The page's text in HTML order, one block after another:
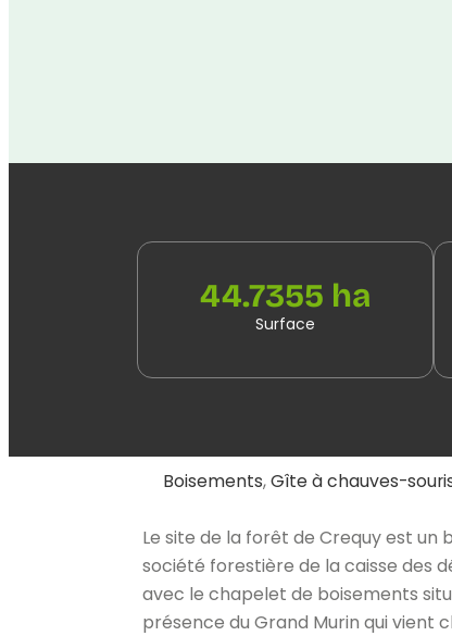
44.7355 ha
Surface
Boisements,Gîte à chauves-
Le site de la forêt de Crequy est
société forestière de la caisse des
avec le chapelet de boisements
présence du Grand Murin qui vient